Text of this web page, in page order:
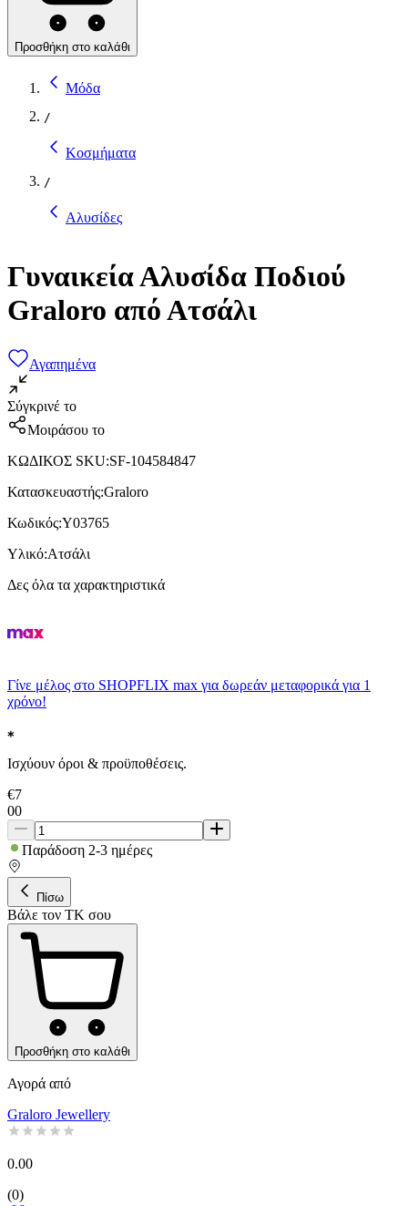
Προσθήκη στο καλάθι
Μόδα
/
Κοσμήματα
/
Αλυσίδες
Γυναικεία Αλυσίδα Ποδιού
Graloro από Ατσάλι
Αγαπημένα
Σύγκρινέ το
Μοιράσου το
ΚΩΔΙΚΟΣ SKU:SF-104584847
Κατασκευαστής:Graloro
Κωδικός:Y03765
Υλικό:Ατσάλι
Δες όλα τα χαρακτηριστικά
Γίνε μέλος στο SHOPFLIX max για δωρεάν μεταφορικά για 1
χρόνο!
Ισχύουν όροι & προϋποθέσεις.
€7
00
Παράδοση 2-3 ημέρες
Πίσω
Βάλε τον ΤΚ σου
Προσθήκη στο καλάθι
Αγορά από
Graloro Jewellery
0.00
(0)